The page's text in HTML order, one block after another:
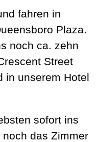
fahren in
Plaza.
noch ca. zehn
Street
in unserem Hotel
sofort ins
das Zimmer